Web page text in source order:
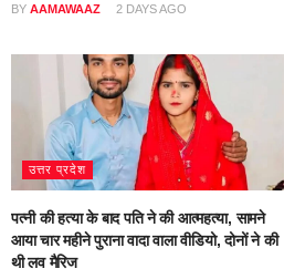
BY AAMAWAAZ 2 DAYS AGO
उत्तर प्रदेश
पत्नी की हत्या के बाद पति ने की आत्महत्या, सामने
आया चार महीने पुराना वादा वाला वीडियो, दोनों ने की
थी लव मैरिज